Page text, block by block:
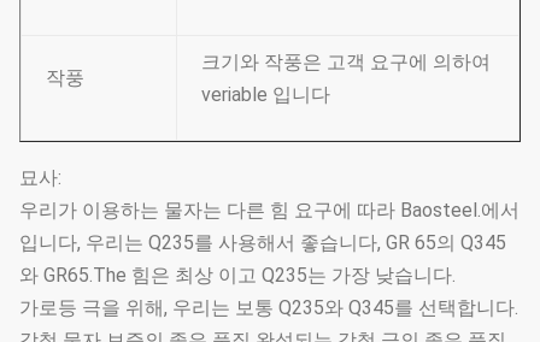
작풍
크기와 작풍은 고객 요구에 의하여
veriable 입니다
묘사:
우리가 이용하는 물자는 다른 힘 요구에 따라 Baosteel.에서
입니다, 우리는 Q235를 사용해서 좋습니다, GR 65의 Q345
와 GR65.The 힘은 최상 이고 Q235는 가장 낮습니다.
가로등 극을 위해, 우리는 보통 Q235와 Q345를 선택합니다.